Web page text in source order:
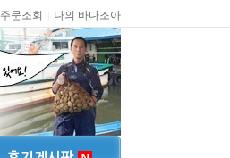
주문조회 나의 바다조아